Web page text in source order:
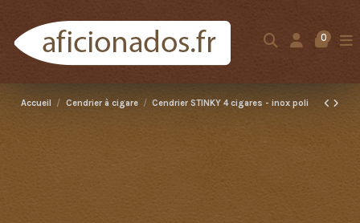
0
Accueil Cendrier à cigare Cendrier STINKY 4 cigares - inox poli